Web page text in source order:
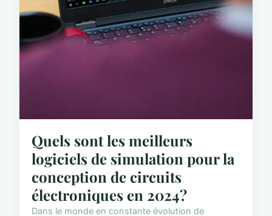
Quels sont les meilleurs
logiciels de simulation pour la
conception de circuits
électroniques en 2024?
Dans le monde en constante évolution de